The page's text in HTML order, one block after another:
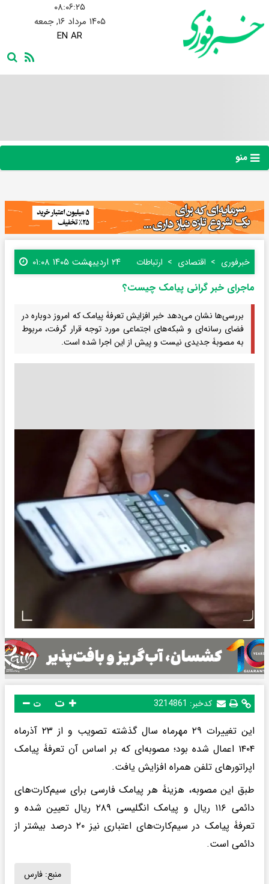
۰۸:۰۶:۲۶
۱۴۰۵ مرداد ۱۶, جمعه
EN AR
منو
خبرفوری اقتصادی ارتباطات ۲۴ اردیبهشت ۱۴۰۵ ۰۱:۰۸
ماجرای خبر گرانی پیامک چیست؟
بررسی‌ها نشان می‌دهد خبر افزایش تعرفۀ پیامک که امروز دوباره در
فضای رسانه‌ای و شبکه‌های اجتماعی مورد توجه قرار گرفت، مربوط
به مصوبۀ جدیدی نیست و پیش از این اجرا شده است.
کدخبر: 3214861 ت
این تغییرات ۲۹ مهرماه سال گذشته تصویب و از ۲۳ آذرماه
۱۴۰۴ اعمال شده بود؛ مصوبه‌ای که بر اساس آن تعرفۀ پیامک
اپراتورهای تلفن همراه افزایش یافت.
طبق این مصوبه، هزینۀ هر پیامک فارسی برای سیم‌کارت‌های
دائمی ۱۱۶ ریال و پیامک انگلیسی ۲۸۹ ریال تعیین شده و
تعرفۀ پیامک در سیم‌کارت‌های اعتباری نیز ۲۰ درصد بیشتر از
دائمی است.
منبع: فارس